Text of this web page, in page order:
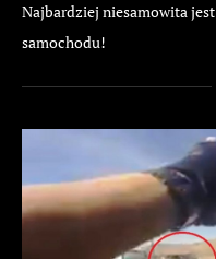
Najbardziej niesamowita
samochodu!